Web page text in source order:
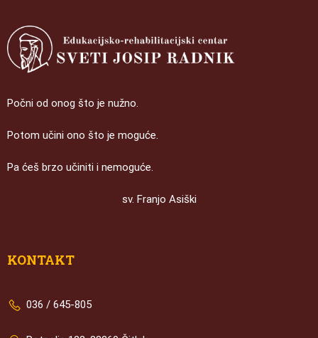
Počni od onog što je nužno.
Potom učini ono što je moguće.
Pa ćeš brzo učiniti i nemoguće.
sv. Franjo Asiški
KONTAKT
036 / 645-805